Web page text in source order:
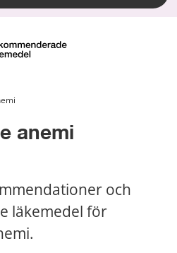
anemi
och
läkemedel för